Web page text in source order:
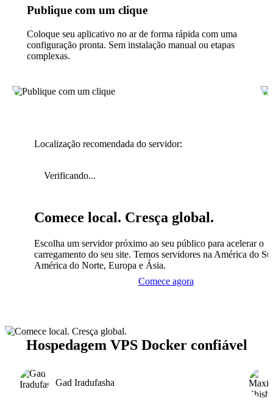
Publique com um clique
Coloque seu aplicativo no ar de forma rápida com uma
configuração pronta. Sem instalação manual ou etapas
complexas.
Localização recomendada do servidor:
Verificando...
Comece local. Cresça global.
Escolha um servidor próximo ao seu público para acelerar o
carregamento do seu site. Temos servidores na América do
América do Norte, Europa e Ásia.
Comece agora
Hospedagem VPS Docker confiável
Gad Iradufasha